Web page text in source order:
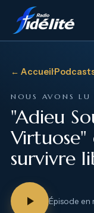
← Accueil·
NOUS AVONS
"Adieu
Virtuose"
survivre
Épisode en